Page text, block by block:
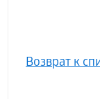
Возврат к